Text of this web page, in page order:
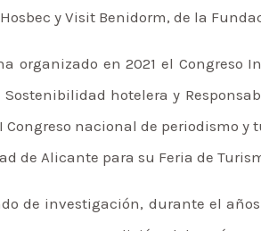
y Visit Benidorm, de la
organizado en 2021 el
Sostenibilidad hotelera y
I Congreso nacional de periodismo
de Alicante para su Feria de
de investigación, durante el